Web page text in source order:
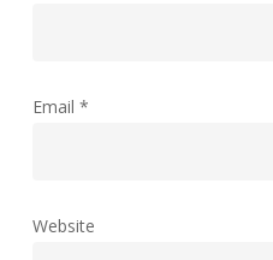
Email *
Website